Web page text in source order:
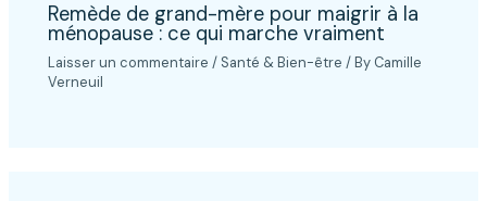
Remède de grand-mère pour maigrir à la
ménopause : ce qui marche vraiment
Laisser un commentaire / Santé & Bien-être / By Camille
Verneuil